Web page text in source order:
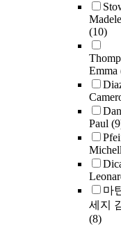
(10)
Emma
Paul
마
세지
(8)